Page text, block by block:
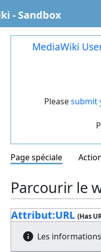
- Sandbox
MediaWiki
Pleasesubmit
Page spéciale
Parcourir le
Attribut:URL (Has
Les